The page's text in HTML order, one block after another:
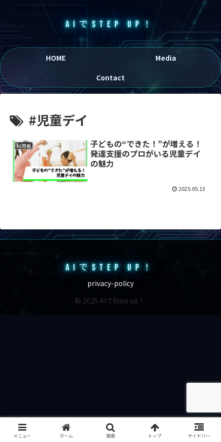
AIでSTEP UP！
HOME
Media
Contact
#児童デイ
利用者
子どもの“できた！”が増える！
発達支援のプロがいる児童デイ
の魅力
2025.05.13
AIでSTEP UP！
privacy-policy
© 2025 AIでStep up！.
メニュー ホーム 検索 トップ サイドバー